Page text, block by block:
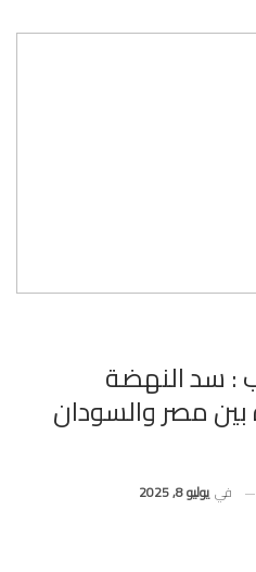
: سد النهضة
بين مصر والسودان
في يوليو 8, 2025